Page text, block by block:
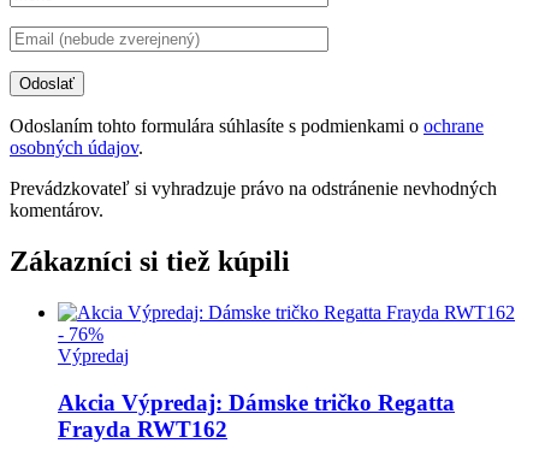
Odoslaním tohto formulára súhlasíte s podmienkami o ochrane
osobných údajov.
Prevádzkovateľ si vyhradzuje právo na odstránenie nevhodných
komentárov.
Zákazníci si tiež kúpili
- 76%
Výpredaj
Akcia Výpredaj: Dámske tričko Regatta
Frayda RWT162